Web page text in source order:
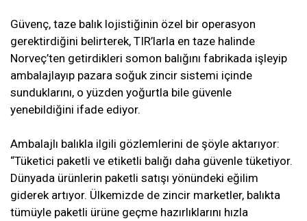
Güvenç, taze balık lojistiğinin özel bir operasyon
gerektirdiğini belirterek, TIR’larla en taze halinde
Norveç’ten getirdikleri somon balığını fabrikada işleyip
ambalajlayıp pazara soğuk zincir sistemi içinde
sunduklarını, o yüzden yoğurtla bile güvenle
yenebildiğini ifade ediyor.
Ambalajlı balıkla ilgili gözlemlerini de şöyle aktarıyor:
“Tüketici paketli ve etiketli balığı daha güvenle tüketiyor.
Dünyada ürünlerin paketli satışı yönündeki eğilim
giderek artıyor. Ülkemizde de zincir marketler, balıkta
tümüyle paketli ürüne geçme hazırlıklarını hızla